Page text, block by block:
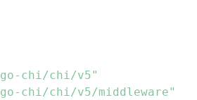
chi/chi/v5"
chi/chi/v5/middleware"